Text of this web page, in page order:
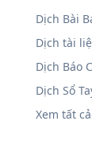
Dịch Bài
Dịch tài
Dịch Báo
Dịch Sổ
Xem tất cả